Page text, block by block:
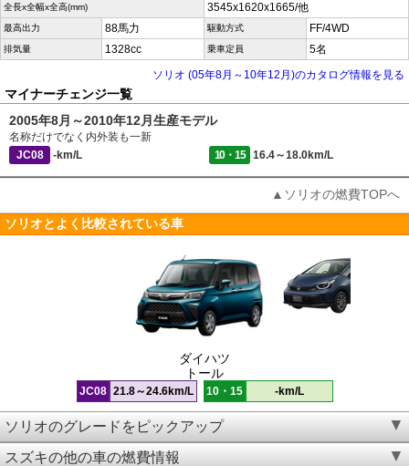
全長x全幅x全高(mm) 3545x1620x1665/他
最高出力 88馬力 駆動方式 FF/4WD
排気量 1328cc 乗車定員
5名
ソリオ (05年8月～10年12月)のカタログ情報を見る
マイナーチェンジ一覧
2005年8月～2010年12月生産モデル
名称だけでなく内外装も一新
JC08
-km/L 10・15 16.4～18.0km/L
▲ソリオの燃費TOPへ
ソリオとよく比較されている車
ダイハツ
トール
JC08 21.8～24.6km/L 10・15 -km/L
ソリオのグレードをピックアップ
スズキの他の車の燃費情報